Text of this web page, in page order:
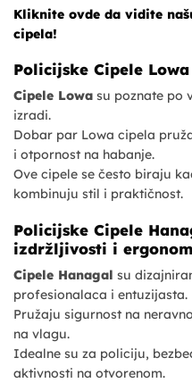
Kliknite ovde da vidite
cipela!
Policijske Cipele
Cipele Lowa su poznate po
izradi.
Dobar par Lowa cipela
i otpornost na habanje.
Ove cipele se često biraju
kombinuju stil i praktičnost.
Policijske Cipele
izdržljivosti i
Cipele Hanagal su
profesionalaca i entuzijasta.
Pružaju sigurnost na
na vlagu.
Idealne su za policiju,
aktivnosti na otvorenom.